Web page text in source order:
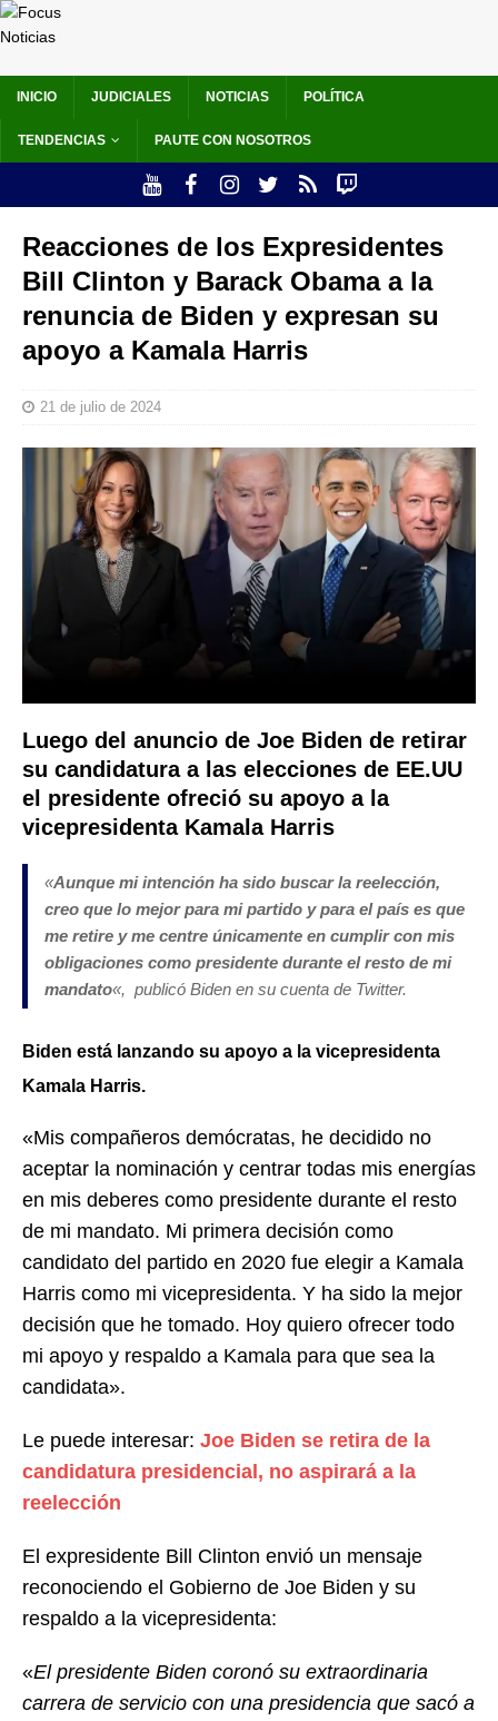
INICIO JUDICIALES NOTICIAS POLÍTICA
TENDENCIAS PAUTE CON NOSOTROS
Reacciones de los Expresidentes
Bill Clinton y Barack Obama a la
renuncia de Biden y expresan su
apoyo a Kamala Harris
21 de julio de 2024
Luego del anuncio de Joe Biden de retirar
su candidatura a las elecciones de EE.UU
el presidente ofreció su apoyo a la
vicepresidenta Kamala Harris
«Aunque mi intención ha sido buscar la reelección,
creo que lo mejor para mi partido y para el país es que
me retire y me centre únicamente en cumplir con mis
obligaciones como presidente durante el resto de mi
mandato«, publicó Biden en su cuenta de Twitter.
Biden está lanzando su apoyo a la vicepresidenta
Kamala Harris.
«Mis compañeros demócratas, he decidido no
aceptar la nominación y centrar todas mis energías
en mis deberes como presidente durante el resto
de mi mandato. Mi primera decisión como
candidato del partido en 2020 fue elegir a Kamala
Harris como mi vicepresidenta. Y ha sido la mejor
decisión que he tomado. Hoy quiero ofrecer todo
mi apoyo y respaldo a Kamala para que sea la
candidata».
Le puede interesar: Joe Biden se retira de la
candidatura presidencial, no aspirará a la
reelección
El expresidente Bill Clinton envió un mensaje
reconociendo el Gobierno de Joe Biden y su
respaldo a la vicepresidenta:
«El presidente Biden coronó su extraordinaria
carrera de servicio con una presidencia que sacó a